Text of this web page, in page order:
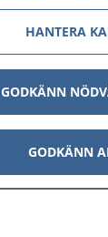
HANTERA
GODKÄNN
GODKÄNN